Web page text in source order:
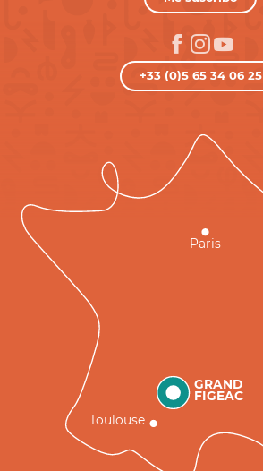
+33 (0)5 65 34 06 25
GRAND
FIGEAC
Toulouse
Paris